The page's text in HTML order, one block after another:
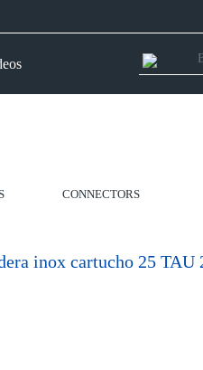
CONNECTORS
inox cartucho 25 TAU